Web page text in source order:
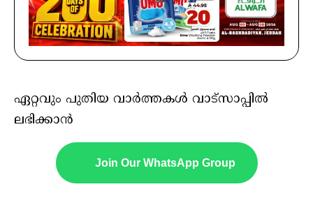
ഏറ്റവും പുതിയ വാർത്തകൾ വാട്സാപ്പിൽ
ലഭിക്കാൻ
Join Our WhatsApp Group